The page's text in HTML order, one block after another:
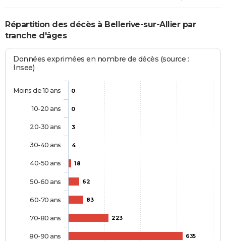
Répartition des décès à Bellerive-sur-Allier par
tranche d'âges
Données exprimées en nombre de décès (source :
Insee)
0
0
3
4
18
62
83
223
635
Moins de 10 ans
10-20 ans
20-30 ans
30-40 ans
40-50 ans
50-60 ans
60-70 ans
70-80 ans
80-90 ans